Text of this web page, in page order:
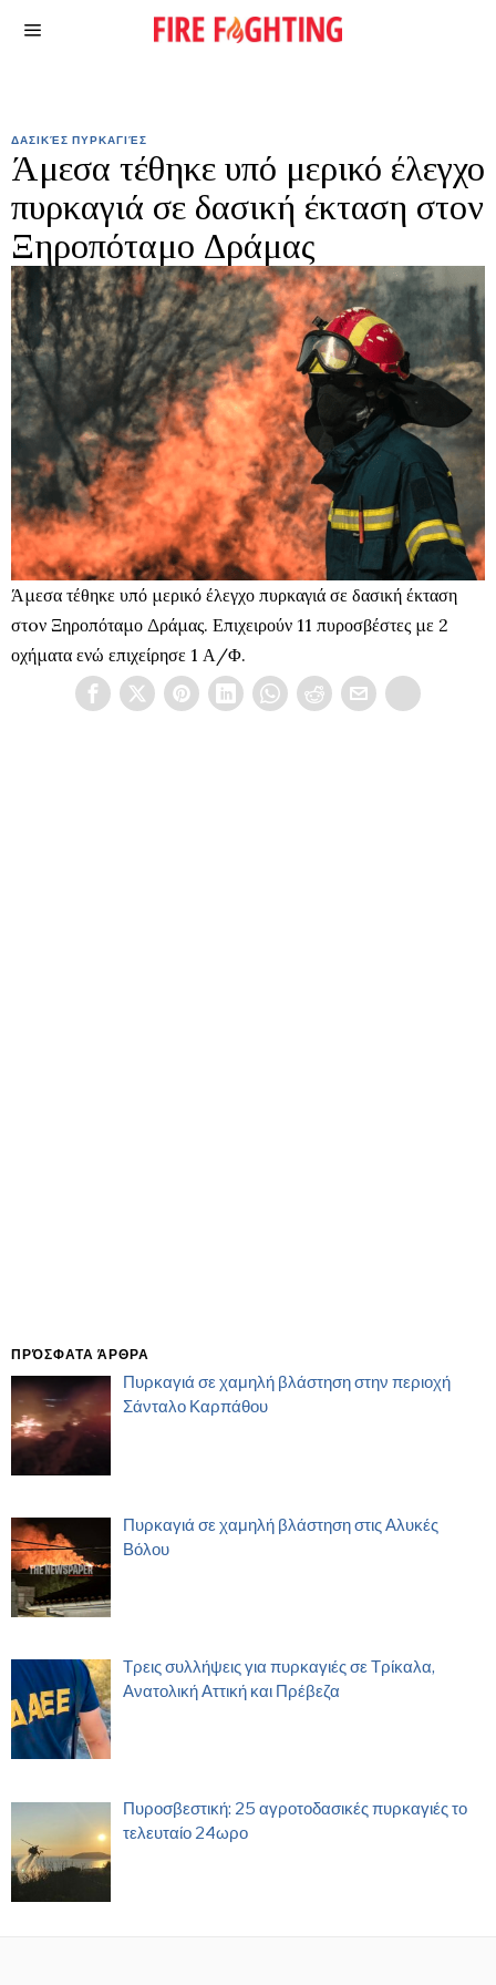
ΔΑΣΙΚΈΣ ΠΥΡΚΑΓΙΈΣ
Άμεσα τέθηκε υπό μερικό έλεγχο
πυρκαγιά σε δασική έκταση στoν
Ξηροπόταμο Δράμας
Άμεσα τέθηκε υπό μερικό έλεγχο πυρκαγιά σε δασική έκταση
στoν Ξηροπόταμο Δράμας. Επιχειρούν 11 πυροσβέστες με 2
οχήματα ενώ επιχείρησε 1 Α/Φ.
ΠΡΌΣΦΑΤΑ ΆΡΘΡΑ
Πυρκαγιά σε χαμηλή βλάστηση στην περιοχή
Σάνταλο Καρπάθου
Πυρκαγιά σε χαμηλή βλάστηση στις Αλυκές
Βόλου
Τρεις συλλήψεις για πυρκαγιές σε Τρίκαλα,
Ανατολική Αττική και Πρέβεζα
Πυροσβεστική: 25 αγροτοδασικές πυρκαγιές το
τελευταίο 24ωρο